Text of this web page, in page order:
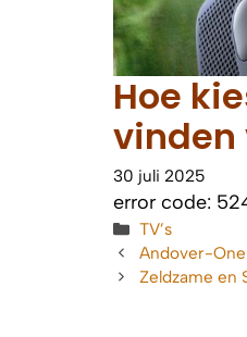
Hoe
vinden
30 juli 2025
error code:
Categorieën
TV’s
Andover-
Zeldzame en